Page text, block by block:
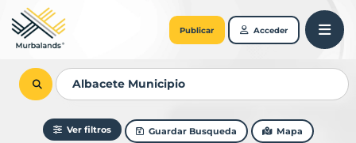
Publicar Acceder
Ver filtros Guardar Busqueda Mapa